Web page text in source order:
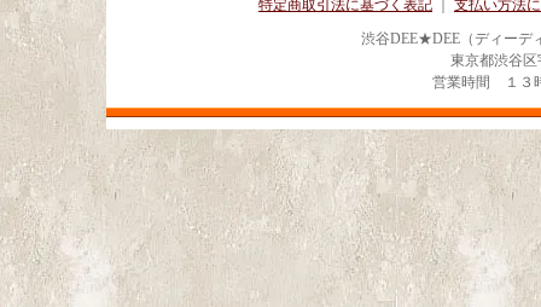
特定商取引法に基づく表記
支払い方法
渋谷DEE★DEE（ディーデ
東京都渋谷
営業時間 １３